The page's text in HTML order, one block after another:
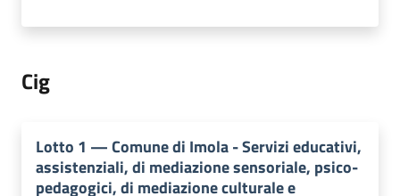
Cig
Lotto 1 —Comune di Imola - Servizi educativi,
assistenziali, di mediazione sensoriale, psico-
pedagogici, di mediazione culturale e